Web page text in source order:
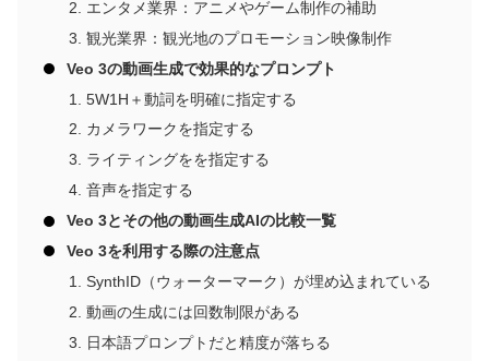
エンタメ業界：アニメやゲーム制作の補助
観光業界：観光地のプロモーション映像制作
Veo 3の動画生成で効果的なプロンプト
5W1H＋動詞を明確に指定する
カメラワークを指定する
ライティングをを指定する
音声を指定する
Veo 3とその他の動画生成AIの比較一覧
Veo 3を利用する際の注意点
SynthID（ウォーターマーク）が埋め込まれている
動画の生成には回数制限がある
日本語プロンプトだと精度が落ちる